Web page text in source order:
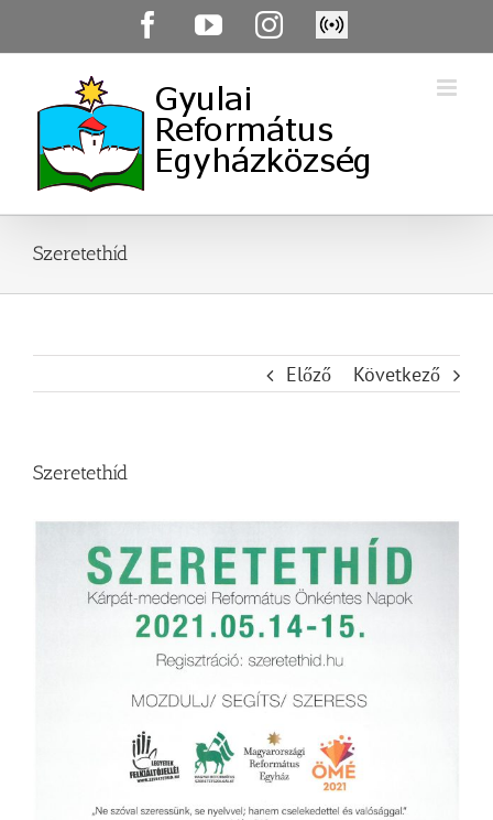
FacebookYouTubeInstagram
Élő
közvetítés
Szeretethíd
Előző Következő
Szeretethíd